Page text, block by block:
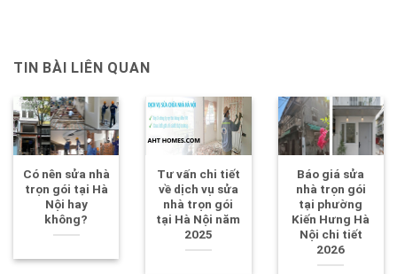
TIN BÀI LIÊN QUAN
Có nên sửa nhà
trọn gói tại Hà
Nội hay
không?
Tư vấn chi tiết
về dịch vụ sửa
nhà trọn gói
tại Hà Nội năm
2025
Báo giá sửa
nhà trọn gói
tại phường
Kiến Hưng Hà
Nội chi tiết
2026